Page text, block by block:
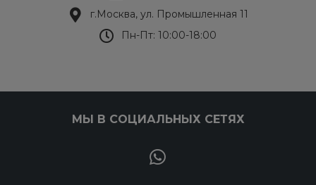
г.Москва, ул. Промышленная 11
Пн-Пт: 10:00-18:00
МЫ В СОЦИАЛЬНЫХ СЕТЯХ